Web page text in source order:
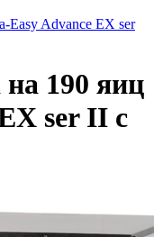
Easy Advance EX ser
190 яиц
ser II с